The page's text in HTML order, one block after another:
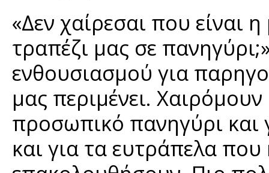
«Δεν χαίρεσαι που είναι
τραπέζι μας σε
ενθουσιασμού για
μας περιμένει.
προσωπικό πανηγύρι
και για τα ευτράπελα